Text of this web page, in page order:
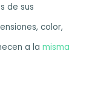
de sus
color,
a lamisma